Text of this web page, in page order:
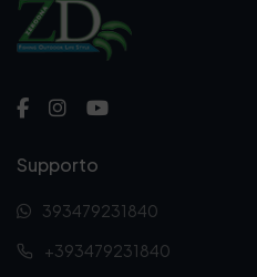
Supporto
393479231840
+393479231840